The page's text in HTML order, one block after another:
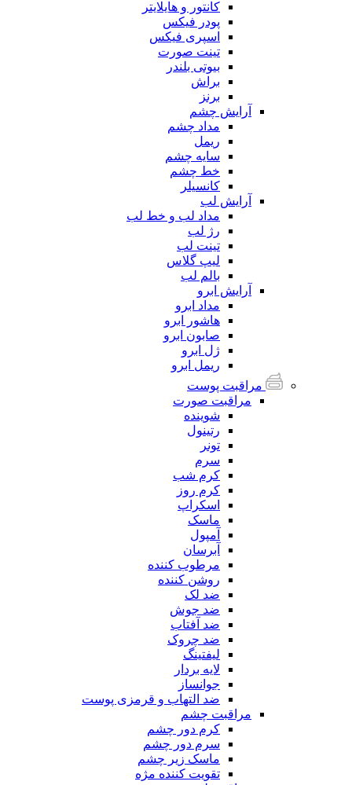
کانتور و هایلایتر
پودر فیکس
اسپری فیکس
تینت صورت
بیوتی بلندر
براش
برنز
آرایش چشم
مداد چشم
ریمل
سایه چشم
خط چشم
کانسیلر
آرایش لب
مداد لب و خط لب
رژ لب
تینت لب
لیپ گلاس
بالم لب
آرایش ابرو
مداد ابرو
هاشور ابرو
صابون ابرو
ژل ابرو
ریمل ابرو
مراقبت پوست
مراقبت صورت
شوینده
رتینول
تونر
سرم
کرم شب
کرم روز
اسکراپ
ماسک
آمپول
آبرسان
مرطوب کننده
روشن کننده
ضد لک
ضد جوش
ضد آفتاب
ضد چروک
لیفتینگ
لایه بردار
جوانساز
ضد التهاب و قرمزی پوست
مراقبت چشم
کرم دور چشم
سرم دور چشم
ماسک زیر چشم
تقویت کننده مژه